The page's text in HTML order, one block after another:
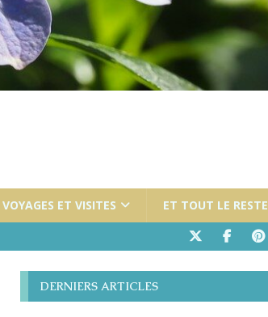
VOYAGES ET VISITES ET TOUT LE RESTE
DERNIERS ARTICLES